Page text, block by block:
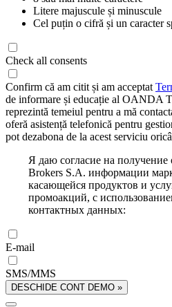
Litere majuscule și minuscule
Cel puțin o cifră și un caracter
Check all consents
Confirm că am citit și am acceptat
de informare și educație al OANDA
reprezintă temeiul pentru a mă
oferă asistență telefonică pentru
pot dezabona de la acest serviciu
Я даю согласие на
Brokers S.A. информации
касающейся продуктов и
промоакций, с
контактных данных:
E-mail
SMS/MMS
DESCHIDE CONT DEMO »